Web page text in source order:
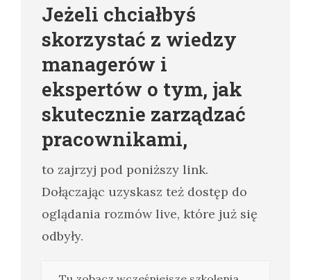
Jeżeli chciałbyś
skorzystać z wiedzy
managerów i
ekspertów o tym, jak
skutecznie zarządzać
pracownikami,
to zajrzyj pod poniższy link.
Dołączając uzyskasz też dostęp do
oglądania rozmów live, które już się
odbyły.